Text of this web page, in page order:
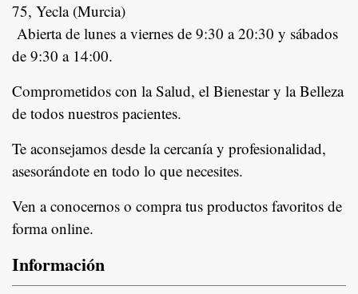
75, Yecla (Murcia)
Abierta de lunes a viernes de 9:30 a 20:30 y sábados
de 9:30 a 14:00.
Comprometidos con la Salud, el Bienestar y la Belleza
de todos nuestros pacientes.
Te aconsejamos desde la cercanía y profesionalidad,
asesorándote en todo lo que necesites.
Ven a conocernos o compra tus productos favoritos de
forma online.
Información